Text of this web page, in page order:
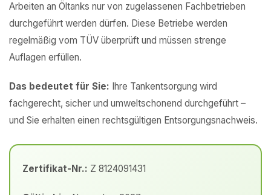
Arbeiten an Öltanks nur von zugelassenen Fachbetrieben
durchgeführt werden dürfen. Diese Betriebe werden
regelmäßig vom TÜV überprüft und müssen strenge
Auflagen erfüllen.
Das bedeutet für Sie: Ihre Tankentsorgung wird
fachgerecht, sicher und umweltschonend durchgeführt –
und Sie erhalten einen rechtsgültigen Entsorgungsnachweis.
Zertifikat-Nr.: Z 8124091431